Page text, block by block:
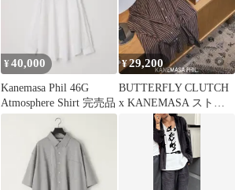
¥40,000
Kanemasa Phil 46G
Atmosphere Shirt 完売品
¥29,200
BUTTERFLY CLUTCH
x KANEMASA ストラ
イプ シャツ